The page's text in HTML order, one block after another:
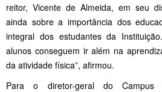
reitor, Vicente de Almeida, em seu
ainda sobre a importância dos
integral dos estudantes da
alunos conseguem ir além na
da atividade física”, afirmou.
Para o diretor-geral do Campus